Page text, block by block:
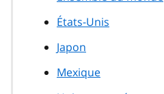
États-Unis
Japon
Mexique